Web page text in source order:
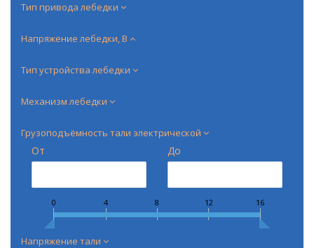
Тип привода лебедки
Напряжение лебедки, В
Тип устройства лебедки
Механизм лебедки
Грузоподъёмность тали электрической
От До
0 4 8 12 16
Напряжение тали